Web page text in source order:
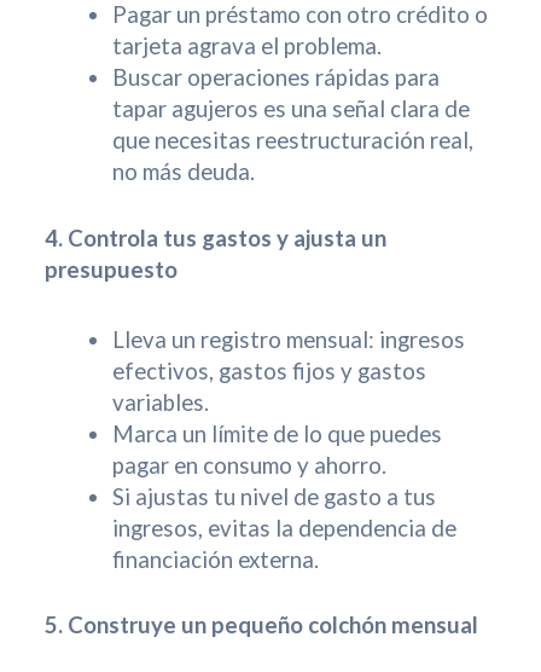
Pagar un préstamo con otro crédito o
tarjeta agrava el problema.
Buscar operaciones rápidas para
tapar agujeros es una señal clara de
que necesitas reestructuración real,
no más deuda.
4. Controla tus gastos y ajusta un
presupuesto
Lleva un registro mensual: ingresos
efectivos, gastos fijos y gastos
variables.
Marca un límite de lo que puedes
pagar en consumo y ahorro.
Si ajustas tu nivel de gasto a tus
ingresos, evitas la dependencia de
financiación externa.
5. Construye un pequeño colchón mensual